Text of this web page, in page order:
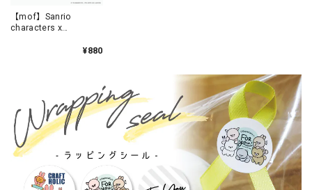
【mof】Sanrio
characters x
しアクリルスタンドチ
¥880